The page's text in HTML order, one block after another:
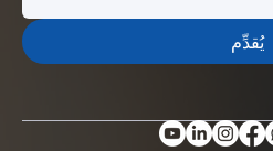
يُقدِّم